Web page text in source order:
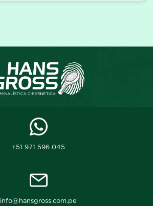
+51 971 596 045
info@hansgross.com.pe